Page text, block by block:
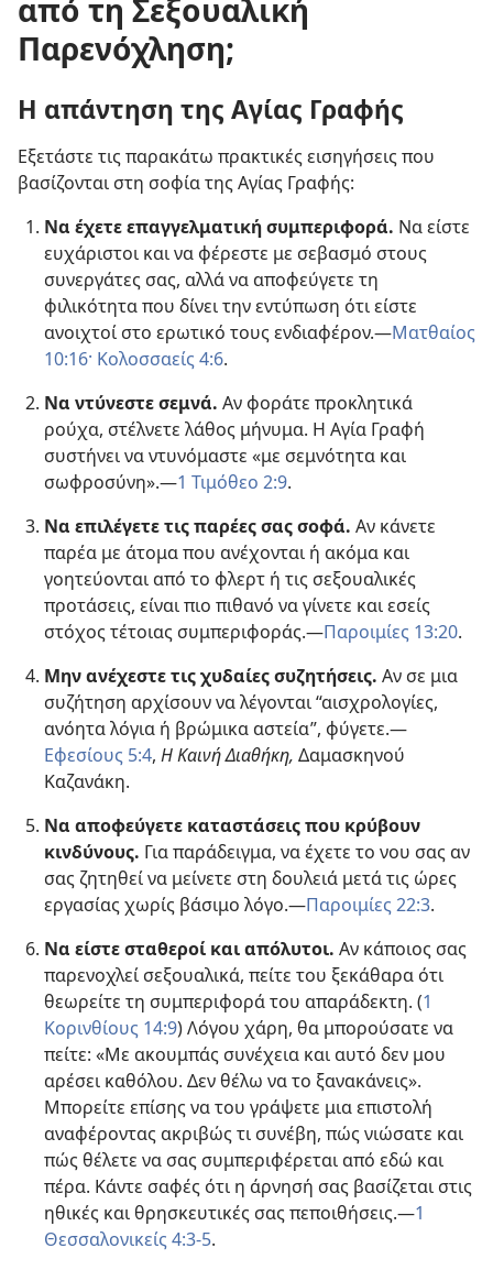
από τη Σεξουαλική
Παρενόχληση;
Η απάντηση της Αγίας Γραφής
Εξετάστε τις παρακάτω πρακτικές εισηγήσεις που
βασίζονται στη σοφία της Αγίας Γραφής:
Να έχετε επαγγελματική συμπεριφορά. Να είστε
ευχάριστοι και να φέρεστε με σεβασμό στους
συνεργάτες σας, αλλά να αποφεύγετε τη
φιλικότητα που δίνει την εντύπωση ότι είστε
ανοιχτοί στο ερωτικό τους ενδιαφέρον.—Ματθαίος
10:16· Κολοσσαείς 4:6.
Να ντύνεστε σεμνά. Αν φοράτε προκλητικά
ρούχα, στέλνετε λάθος μήνυμα. Η Αγία Γραφή
συστήνει να ντυνόμαστε «με σεμνότητα και
σωφροσύνη».—1 Τιμόθεο 2:9.
Να επιλέγετε τις παρέες σας σοφά. Αν κάνετε
παρέα με άτομα που ανέχονται ή ακόμα και
γοητεύονται από το φλερτ ή τις σεξουαλικές
προτάσεις, είναι πιο πιθανό να γίνετε και εσείς
στόχος τέτοιας συμπεριφοράς.—Παροιμίες 13:20.
Μην ανέχεστε τις χυδαίες συζητήσεις. Αν σε μια
συζήτηση αρχίσουν να λέγονται “αισχρολογίες,
ανόητα λόγια ή βρώμικα αστεία”, φύγετε.—
Εφεσίους 5:4, Η Καινή Διαθήκη, Δαμασκηνού
Καζανάκη.
Να αποφεύγετε καταστάσεις που κρύβουν
κινδύνους. Για παράδειγμα, να έχετε το νου σας αν
σας ζητηθεί να μείνετε στη δουλειά μετά τις ώρες
εργασίας χωρίς βάσιμο λόγο.—Παροιμίες 22:3.
Να είστε σταθεροί και απόλυτοι. Αν κάποιος σας
παρενοχλεί σεξουαλικά, πείτε του ξεκάθαρα ότι
θεωρείτε τη συμπεριφορά του απαράδεκτη. (1
Κορινθίους 14:9) Λόγου χάρη, θα μπορούσατε να
πείτε: «Με ακουμπάς συνέχεια και αυτό δεν μου
αρέσει καθόλου. Δεν θέλω να το ξανακάνεις».
Μπορείτε επίσης να του γράψετε μια επιστολή
αναφέροντας ακριβώς τι συνέβη, πώς νιώσατε και
πώς θέλετε να σας συμπεριφέρεται από εδώ και
πέρα. Κάντε σαφές ότι η άρνησή σας βασίζεται στις
ηθικές και θρησκευτικές σας πεποιθήσεις.—1
Θεσσαλονικείς 4:3-5.